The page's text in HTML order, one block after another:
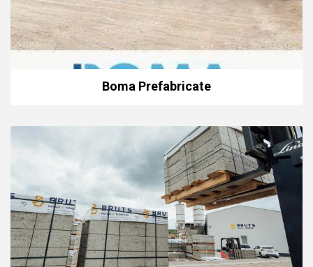
Boma Prefabricate